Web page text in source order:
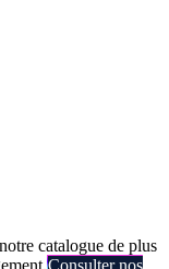
catalogue de plus
Consulter nos